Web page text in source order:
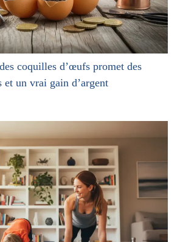
coquilles d’œufs promet des
et un vrai gain d’argent